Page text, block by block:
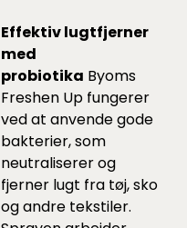
Effektiv lugtfjerner
med
probiotika Byoms
Freshen Up fungerer
ved at anvende gode
bakterier, som
neutraliserer og
fjerner lugt fra tøj, sko
og andre tekstiler.